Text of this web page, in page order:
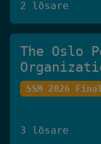
2 lösare
The Oslo
SSM 2026 Final
3 lösare